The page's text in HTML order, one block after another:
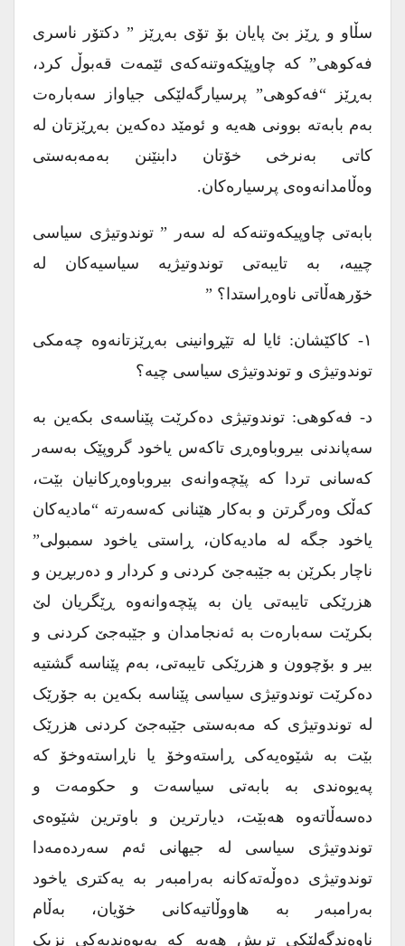
سڵاو و ڕێز بێ پایان بۆ تۆی بەڕێز ” دکتۆر ناسری
فەکوهی” کە چاوپێکەوتنەکەی ئێمەت قەبوڵ کرد،
بەڕێز “فەکوهی” پرسیارگەلێکی جیاواز سەبارەت
بەم بابەتە بوونی هەیە و ئومێد دەکەین بەڕێزتان لە
کاتی بەنرخی خۆتان دابنێنن بەمەبەستی
وەڵامدانەوەی پرسیارەکان.
بابەتی چاوپیکەوتنەکە لە سەر ” توندوتیژی سیاسی
چییە، بە تایبەتی توندوتیژیە سیاسیەکان لە
خۆرهەڵاتی ناوەڕاستدا؟ ”
۱- کاکێشان: ئایا لە تێڕوانینی بەڕێزتانەوە چەمکی
توندوتیژی و توندوتیژی سیاسی چیە؟
د- فەکوهی: توندوتیژی دەکرێت پێناسەی بکەین بە
سەپاندنی بیروباوەڕی تاکەس یاخود گروپێک بەسەر
کەسانی تردا کە پێچەوانەی بیروباوەڕکانیان بێت،
کەڵک وەرگرتن و بەکار هێنانی کەسەرتە “مادیەکان
یاخود جگە لە مادیەکان، ڕاستی یاخود سمبولی”
ناچار بکرێن بە جێبەجێ کردنی و کردار و دەربڕین و
هزرێکی تایبەتی یان بە پێچەوانەوە ڕێگریان لێ
بکرێت سەبارەت بە ئەنجامدان و جێبەجێ کردنی و
بیر و بۆچوون و هزرێکی تایبەتی، بەم پێناسە گشتیە
دەکرێت توندوتیژی سیاسی پێناسە بکەین بە جۆرێک
لە توندوتیژی کە مەبەستی جێبەجێ کردنی هزرێک
بێت بە شێوەیەکی ڕاستەوخۆ یا ناڕاستەوخۆ کە
پەیوەندی بە بابەتی سیاسەت و حکومەت و
دەسەڵاتەوە هەبێت، دیارترین و باوترین شێوەی
توندوتیژی سیاسی لە جیهانی ئەم سەردەمەدا
توندوتیژی دەوڵەتەکانە بەرامبەر بە یەکتری یاخود
بەرامبەر بە هاووڵاتیەکانی خۆیان، بەڵام
ناوەندگەلێکی تریش هەیە کە پەیوەندیەکی نزیک